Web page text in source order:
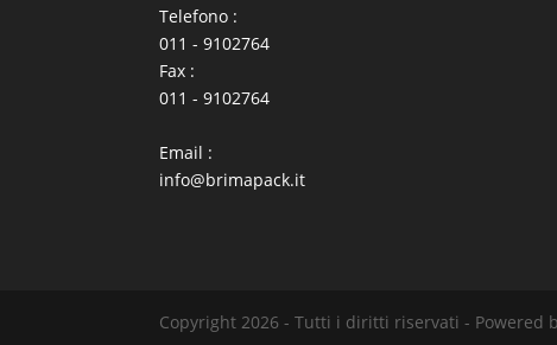
Telefono :
011 - 9102764
Fax :
011 - 9102764
Email :
info@brimapack.it
Copyright 2026 - Tutti i diritti riservati - Powered